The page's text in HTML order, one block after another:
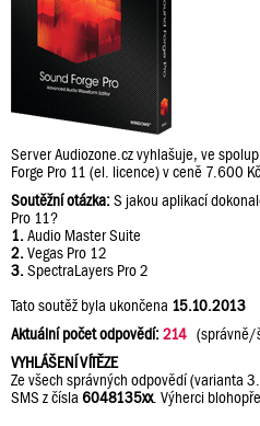
Server Audiozone.cz vyhlašuje, ve
Forge Pro 11 (el. licence) v ceně 7.600
Soutěžní otázka:S jakou aplikací
Pro 11?
1.Audio Master Suite
2.Vegas Pro 12
3.SpectraLayers Pro 2
Tato soutěž byla ukončena 15.10.2013
Aktuální počet odpovědí:214 (správně/
VYHLÁŠENÍ VÍTĚZE
Ze všech správných odpovědí (varianta
SMS z čísla 6048135xx. Výherci